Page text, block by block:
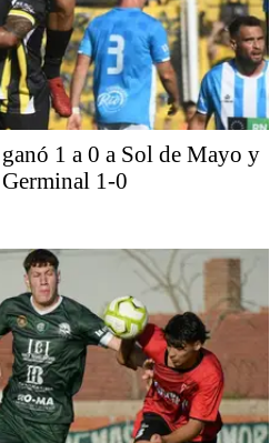
1 a 0 a Sol de Mayo y
1-0